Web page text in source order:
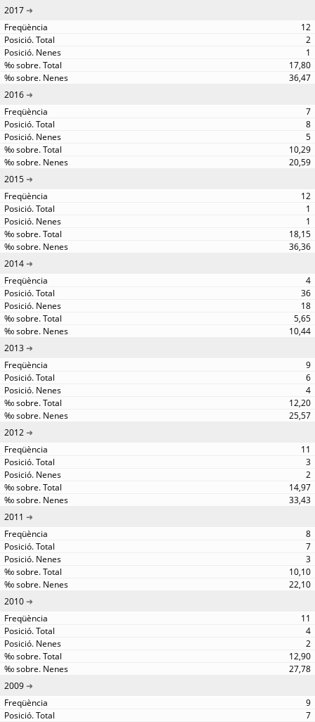
2017
12
2
1
17,80
36,47
2016
7
8
5
10,29
20,59
2015
12
1
1
18,15
36,36
2014
4
36
18
5,65
10,44
2013
9
6
4
12,20
25,57
2012
11
3
2
14,97
33,43
2011
8
7
3
10,10
22,10
2010
11
4
2
12,90
27,78
2009
9
7